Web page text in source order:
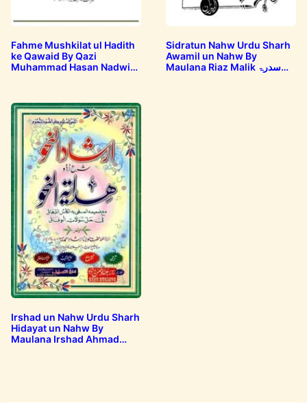
Fahme Mushkilat ul Hadith
ke Qawaid By Qazi
Muhammad Hasan Nadwi
Sidratun Nahw Urdu Sharh
Awamil un Nahw By
Maulana Riaz Malik سدرۃ
Irshad un Nahw Urdu Sharh
Hidayat un Nahw By
Maulana Irshad Ahmad